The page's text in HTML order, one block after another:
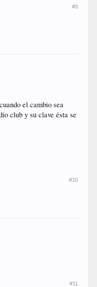
#9
el cambio sea
club y su clave ésta se
#10
#11